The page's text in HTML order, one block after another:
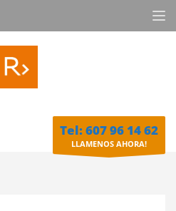
Tel: 607 96 14 62
LLAMENOS AHORA!